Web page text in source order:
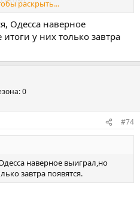
51 1050
1232
1337
1257
33 807
раскрыть...
Одесса наверное
у них только завтра
0
#74
наверное выиграл,но
завтра появятся.